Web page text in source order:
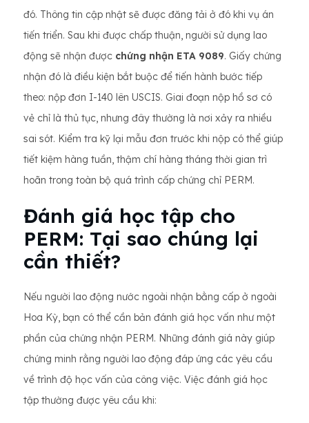
đó. Thông tin cập nhật sẽ được đăng tải ở đó khi vụ án
tiến triển. Sau khi được chấp thuận, người sử dụng lao
động sẽ nhận được chứng nhận ETA 9089. Giấy chứng
nhận đó là điều kiện bắt buộc để tiến hành bước tiếp
theo: nộp đơn I-140 lên USCIS. Giai đoạn nộp hồ sơ có
vẻ chỉ là thủ tục, nhưng đây thường là nơi xảy ra nhiều
sai sót. Kiểm tra kỹ lại mẫu đơn trước khi nộp có thể giúp
tiết kiệm hàng tuần, thậm chí hàng tháng thời gian trì
hoãn trong toàn bộ quá trình cấp chứng chỉ PERM.
Đánh giá học tập cho
PERM: Tại sao chúng lại
cần thiết?
Nếu người lao động nước ngoài nhận bằng cấp ở ngoài
Hoa Kỳ, bạn có thể cần bản đánh giá học vấn như một
phần của chứng nhận PERM. Những đánh giá này giúp
chứng minh rằng người lao động đáp ứng các yêu cầu
về trình độ học vấn của công việc. Việc đánh giá học
tập thường được yêu cầu khi: